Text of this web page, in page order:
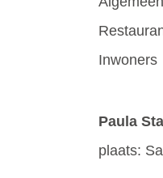
Inwoners
Paula
plaats: